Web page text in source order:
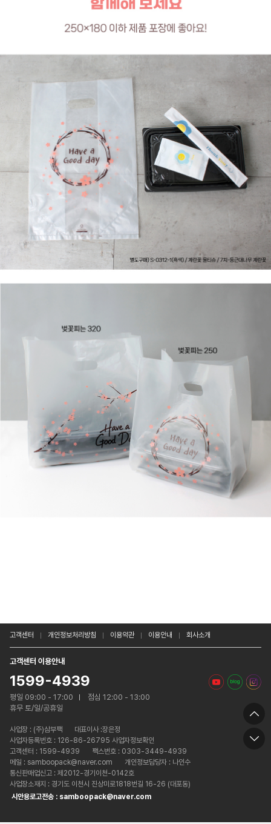
고객센터 개인정보처리방침 이용약관 이용안내 회사소개
고객센터 이용안내
1599-4939
평일 09:00 - 17:00
점심 12:00 - 13:00
휴무 토/일/공휴일
사업장 : (주)삼부팩
대표이사 :장은정
사업자등록번호 : 126-86-26795 사업자정보확인
고객센터 : 1599-4939
팩스번호 : 0303-3449-4939
메일 : samboopack@naver.com
개인정보담당자 : 나인수
통신판매업신고 : 제2012-경기이천-0142호
사업장소재지 : 경기도 이천시 진상미로1818번길 16-26 (대포동)
시안용로고전송 : samboopack@naver.com